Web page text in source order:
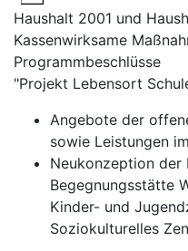
Haushalt 2001 und
Kassenwirksame
Programmbeschlüsse
"Projekt Lebensort
Angebote der
sowie Leistungen
Neukonzeption der
Begegnungsstätte
Kinder- und
Soziokulturelles